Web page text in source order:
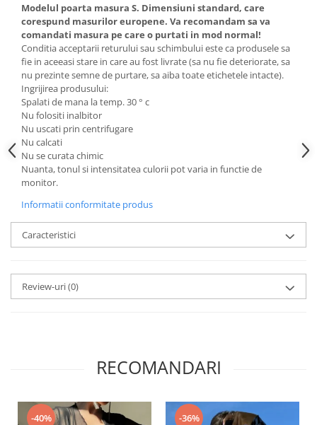
Modelul poarta masura S. Dimensiuni standard, care
corespund masurilor europene. Va recomandam sa va
comandati masura pe care o purtati in mod normal!
Conditia acceptarii returului sau schimbului este ca produsele sa
fie in aceeasi stare in care au fost livrate (sa nu fie deteriorate, sa
nu prezinte semne de purtare, sa aiba toate etichetele intacte).
Ingrijirea produsului:
Spalati de mana la temp. 30 ° c
Nu folositi inalbitor
Nu uscati prin centrifugare
Nu calcati
Nu se curata chimic
Nuanta, tonul si intensitatea culorii pot varia in functie de
monitor.
Informatii conformitate produs
Caracteristici
Review-uri(0)
RECOMANDARI
-40% -36%